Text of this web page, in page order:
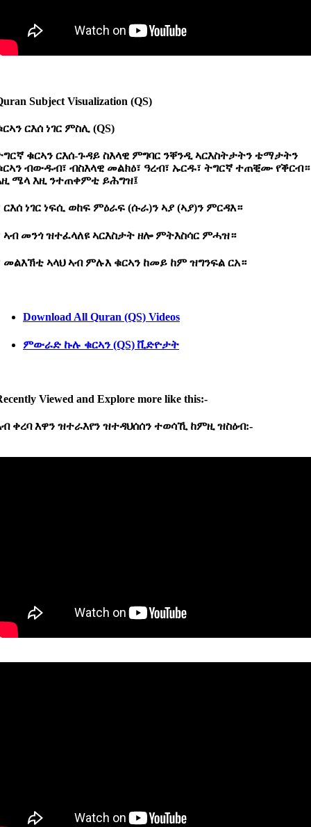
Subject Visualization (QS)
ርእሰ ነገር ምስሊ (QS)
ቁርኣን ርእሰ-ጉዳይ ስእላዊ ምግባር ንቐንዲ ኣርእስትታትን ቴማታትን
ብውዱብ፣ ብስእላዊ መልክዕ፣ ዓረብ፣ ኡርዱ፣ ትግርኛ ተጠቒሙ የቕርብ።
ሜላ እዚ ንተጠቀምቲ ይሕግዝ፤
ርእሰ ነገር ነፍሲ ወከፍ ምዕራፍ (ሱራ)ን ኣያ (ኣያ)ን ምርዳእ።
ኣብ መንጎ ዝተፈላለዩ ኣርእስታት ዘሎ ምትእስሳር ምሓዝ።
መልእኽቲ ኣላህ ኣብ ምሉእ ቁርኣን ከመይ ከም ዝግንፍል ርአ።
Download All Quran (QS) Videos
ምውራድ ኩሉ ቁርኣን (QS)ቪድዮታት
Viewed and Explore more like this:-
ቀረባእዋን ዝተራእየን ዝተዳህሰሰን ተወሳኺ ከምዚዝስዕብ:-